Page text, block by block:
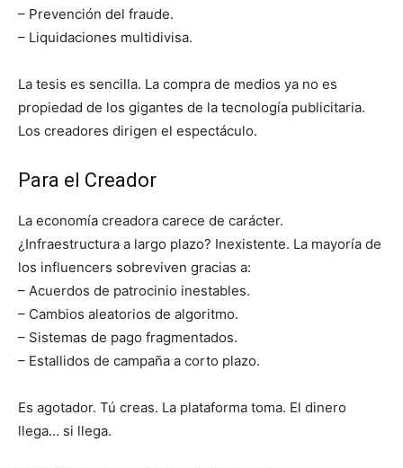
– Prevención del fraude.
– Liquidaciones multidivisa.
La tesis es sencilla. La compra de medios ya no es
propiedad de los gigantes de la tecnología publicitaria.
Los creadores dirigen el espectáculo.
Para el Creador
La economía creadora carece de carácter.
¿Infraestructura a largo plazo? Inexistente. La mayoría de
los influencers sobreviven gracias a:
– Acuerdos de patrocinio inestables.
– Cambios aleatorios de algoritmo.
– Sistemas de pago fragmentados.
– Estallidos de campaña a corto plazo.
Es agotador. Tú creas. La plataforma toma. El dinero
llega… si llega.